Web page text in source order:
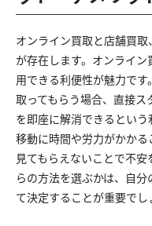
オンライン買取と店舗買
が存在します。オンライ
用できる利便性が魅力で
取ってもらう場合、直接
を即座に解消できるとい
移動に時間や労力がかか
見てもらえないことで不
らの方法を選ぶかは、自
て決定することが重要でし